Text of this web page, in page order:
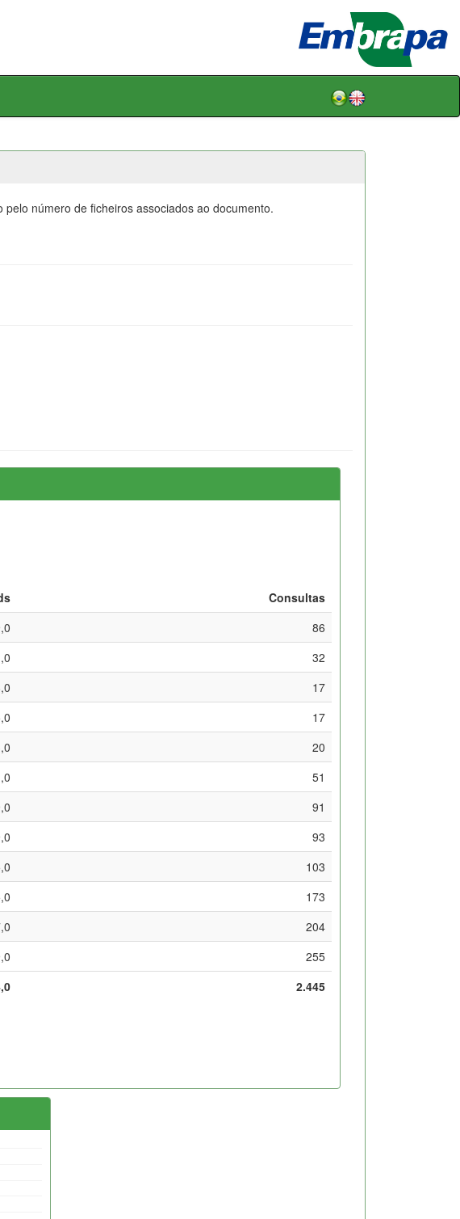
número de ficheiros associados ao documento.
Consultas
86
32
17
17
20
51
91
93
103
173
204
255
2.445